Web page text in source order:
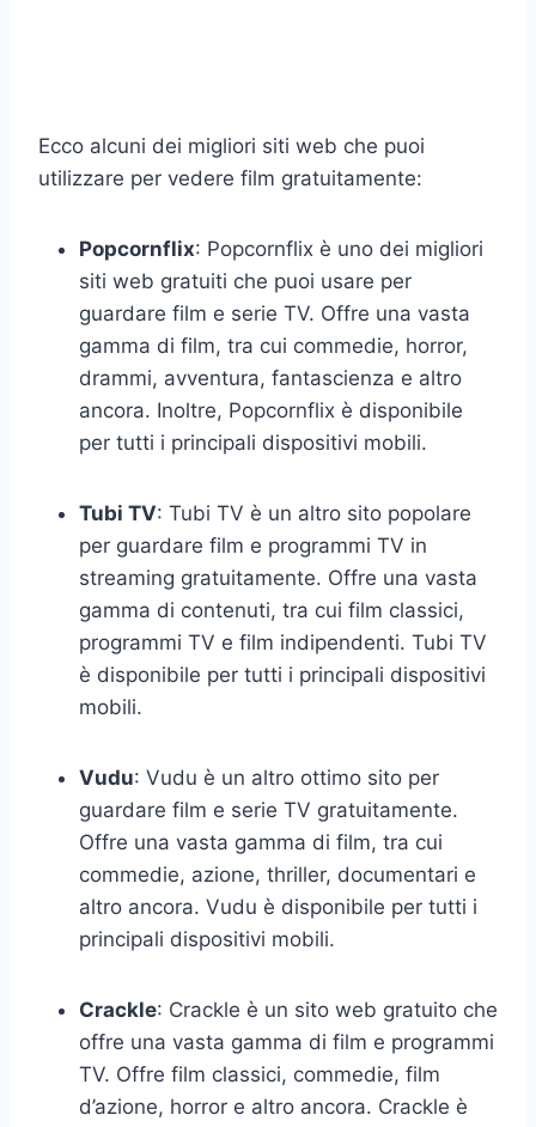
Ecco alcuni dei migliori siti web che puoi
utilizzare per vedere film gratuitamente:
Popcornflix: Popcornflix è uno dei migliori
siti web gratuiti che puoi usare per
guardare film e serie TV. Offre una vasta
gamma di film, tra cui commedie, horror,
drammi, avventura, fantascienza e altro
ancora. Inoltre, Popcornflix è disponibile
per tutti i principali dispositivi mobili.
Tubi TV: Tubi TV è un altro sito popolare
per guardare film e programmi TV in
streaming gratuitamente. Offre una vasta
gamma di contenuti, tra cui film classici,
programmi TV e film indipendenti. Tubi TV
è disponibile per tutti i principali dispositivi
mobili.
Vudu: Vudu è un altro ottimo sito per
guardare film e serie TV gratuitamente.
Offre una vasta gamma di film, tra cui
commedie, azione, thriller, documentari e
altro ancora. Vudu è disponibile per tutti i
principali dispositivi mobili.
Crackle: Crackle è un sito web gratuito che
offre una vasta gamma di film e programmi
TV. Offre film classici, commedie, film
d’azione, horror e altro ancora. Crackle è